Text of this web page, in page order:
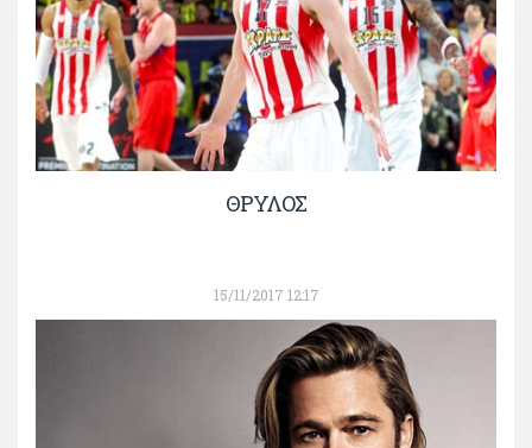
ΘΡΥΛΟΣ
15/11/2017 12:17